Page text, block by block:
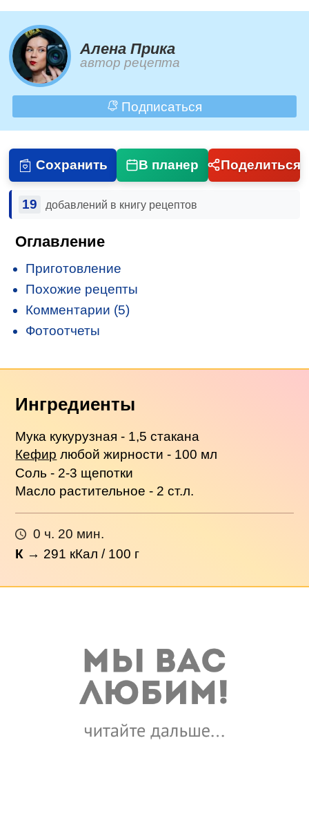
Алена Прика
автор рецепта
Подписаться
Сохранить В планер Поделиться
19 добавлений в книгу рецептов
Оглавление
Приготовление
Похожие рецепты
Комментарии (5)
Фотоотчеты
Ингредиенты
Мука кукурузная - 1,5 стакана
Кефир любой жирности - 100 мл
Соль - 2-3 щепотки
Масло растительное - 2 ст.л.
0 ч. 20 мин.
К → 291 кКал / 100 г